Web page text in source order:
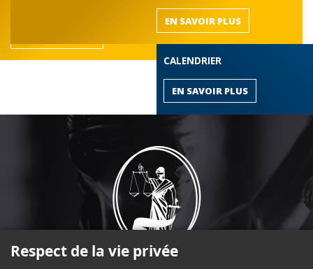
EN SAVOIR PLUS
CALENDRIER
EN SAVOIR PLUS
Respect de la vie privée